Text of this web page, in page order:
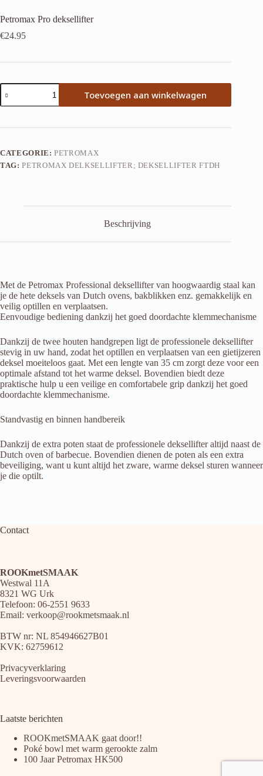
Petromax Pro deksellifter
€24.95
Petromax
Pro
deksellifter
Toevoegen aan winkelwagen
CATEGORIE:PETROMAX
TAG:PETROMAX DELKSELLIFTER; DEKSELLIFTER FTDH
Beschrijving
Met de Petromax Professional deksellifter van hoogwaardig staal kan
je de hete deksels van Dutch ovens, bakblikken enz. gemakkelijk en
veilig optillen en verplaatsen.
Eenvoudige bediening dankzij het goed doordachte klemmechanisme
Dankzij de twee houten handgrepen ligt de professionele deksellifter
stevig in uw hand, zodat het optillen en verplaatsen van een gietijzeren
deksel moeiteloos gaat. Met een lengte van 35 cm zorgt deze voor een
optimale afstand tot het warme deksel. Bovendien biedt deze
praktische hulp u een veilige en comfortabele grip dankzij het goed
doordachte klemmechanisme.
Standvastig en binnen handbereik
Dankzij de extra poten staat de professionele deksellifter altijd naast de
Dutch oven of barbecue. Bovendien dienen de poten als een extra
beveiliging, want u kunt altijd het zware, warme deksel sturen wanneer
je die optilt.
Contact
ROOKmetSMAAK
Westwal 11A
8321 WG Urk
Telefoon: 06-2551 9633
Email: verkoop@rookmetsmaak.nl
BTW nr: NL 854946627B01
KVK: 62759612
Privacyverklaring
Leveringsvoorwaarden
Laatste berichten
ROOKmetSMAAK gaat door!!
Poké bowl met warm gerookte zalm
100 Jaar Petromax HK500